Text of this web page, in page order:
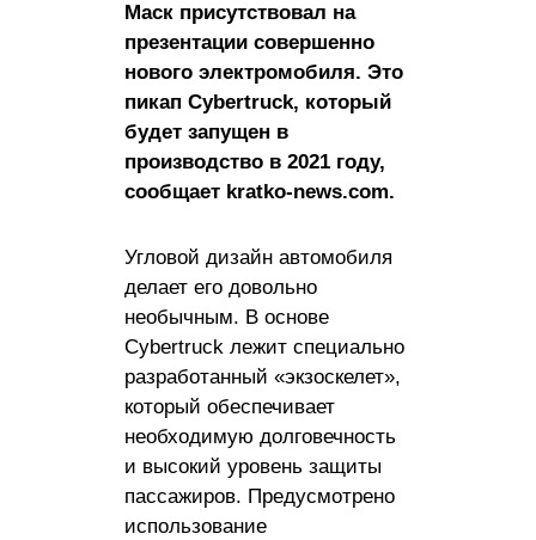
Маск присутствовал на
презентации совершенно
нового электромобиля. Это
пикап Cybertruck, который
будет запущен в
производство в 2021 году,
сообщает kratko-news.com.
Угловой дизайн автомобиля
делает его довольно
необычным. В основе
Cybertruck лежит специально
разработанный «экзоскелет»,
который обеспечивает
необходимую долговечность
и высокий уровень защиты
пассажиров. Предусмотрено
использование